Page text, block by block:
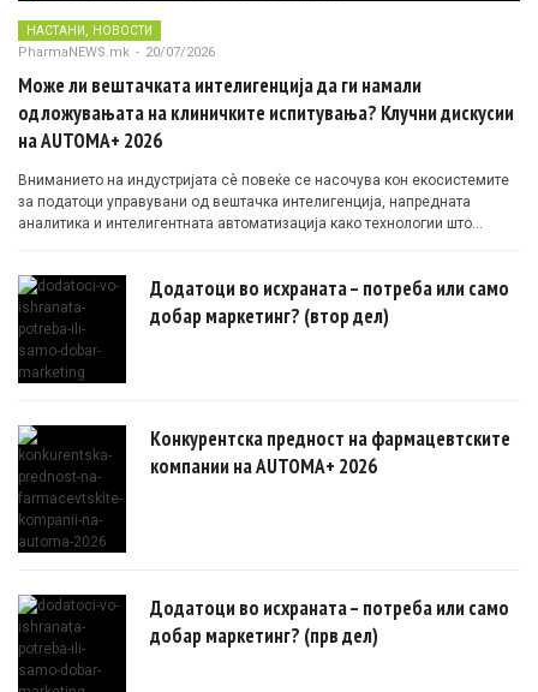
НАСТАНИ НОВОСТИ
PharmaNEWS.mk - 20/07/2026
Може ли вештачката интелигенција да ги намали
одложувањата на клиничките испитувања? Клучни дискусии
на AUTOMA+ 2026
Вниманието на индустријата сè повеќе се насочува кон екосистемите
за податоци управувани од вештачка интелигенција, напредната
аналитика и интелигентната автоматизација како технологии што
Додатоци во исхраната – потреба или само
добар маркетинг? (втор дел)
Конкурентска предност на фармацевтските
компании на AUTOMA+ 2026
Додатоци во исхраната – потреба или само
добар маркетинг? (прв дел)